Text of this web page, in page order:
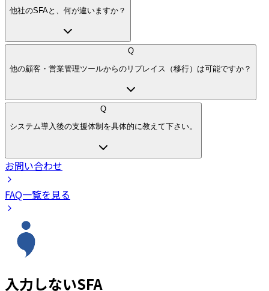
他社のSFAと、何が違いますか？
Q
他の顧客・営業管理ツールからのリプレイス（移行）は可能ですか？
Q
システム導入後の支援体制を具体的に教えて下さい。
お問い合わせ
FAQ一覧を見る
入力しないSFA